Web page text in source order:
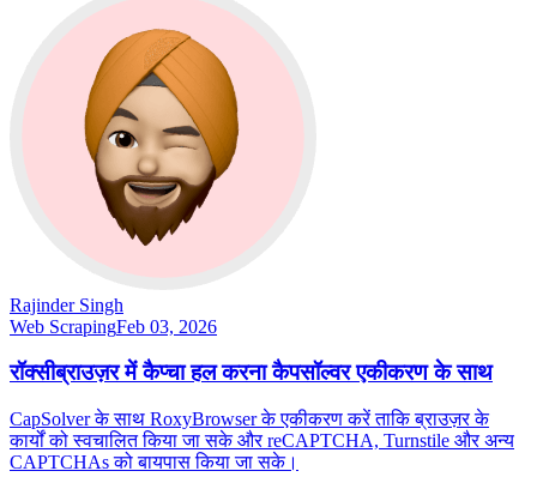
Rajinder Singh
Web ScrapingFeb 03, 2026
रॉक्सीब्राउज़र में कैप्चा हल करना कैपसॉल्वर एकीकरण के साथ
CapSolver के साथ RoxyBrowser के एकीकरण करें ताकि ब्राउज़र के
कार्यों को स्वचालित किया जा सके और reCAPTCHA, Turnstile और अन्य
CAPTCHAs को बायपास किया जा सके।